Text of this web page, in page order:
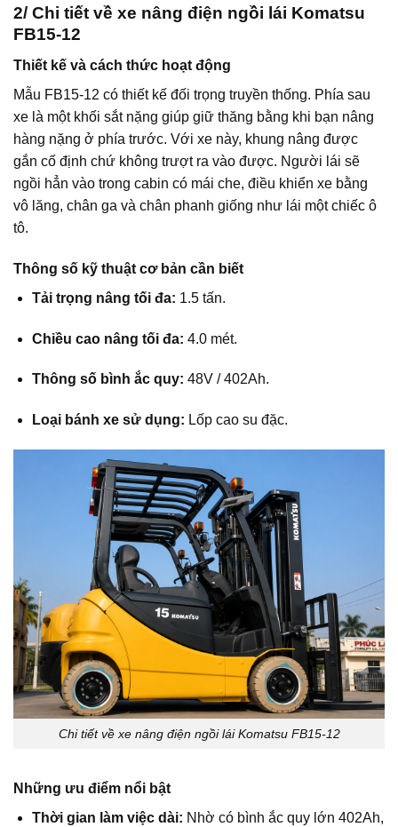
2/ Chi tiết về xe nâng điện ngồi lái Komatsu
FB15-12
Thiết kế và cách thức hoạt động
Mẫu FB15-12 có thiết kế đối trọng truyền thống. Phía sau
xe là một khối sắt nặng giúp giữ thăng bằng khi bạn nâng
hàng nặng ở phía trước. Với xe này, khung nâng được
gắn cố định chứ không trượt ra vào được. Người lái sẽ
ngồi hẳn vào trong cabin có mái che, điều khiển xe bằng
vô lăng, chân ga và chân phanh giống như lái một chiếc ô
tô.
Thông số kỹ thuật cơ bản cần biết
Tải trọng nâng tối đa: 1.5 tấn.
Chiều cao nâng tối đa: 4.0 mét.
Thông số bình ắc quy: 48V / 402Ah.
Loại bánh xe sử dụng: Lốp cao su đặc.
Chi tiết về xe nâng điện ngồi lái Komatsu FB15-12
Những ưu điểm nổi bật
Thời gian làm việc dài: Nhờ có bình ắc quy lớn 402Ah,